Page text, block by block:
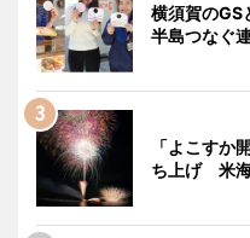
横須賀のGS
半島つなぐ
「よこすか
ち上げ 米